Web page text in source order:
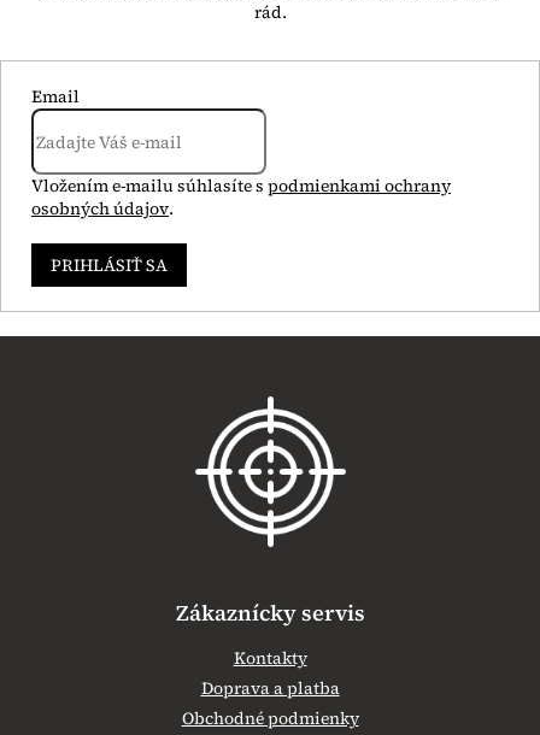
Email
Vložením e-mailu súhlasíte s podmienkami ochrany
osobných údajov.
PRIHLÁSIŤ SA
Zákaznícky servis
Kontakty
Doprava a platba
Obchodné podmienky